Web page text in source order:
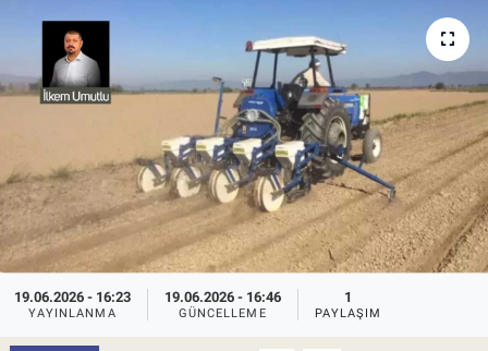
19.06.2026 - 16:23
YAYINLANMA
19.06.2026 - 16:46
GÜNCELLEME
1
PAYLAŞIM
Pankobirlik
Et fiyatları
Tarım Bilgisi
Yetiştirici Soruyor
Dünyada Tarım
Üretici Birlikleri